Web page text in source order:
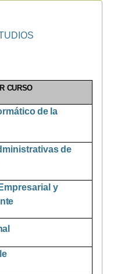
CURSO
de la
de
Empresarial y